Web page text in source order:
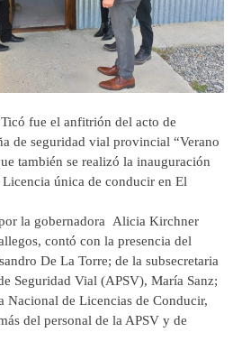
fue el anfitrión del acto de
de seguridad vial provincial “Verano
también se realizó la inauguración
única de conducir en El
la gobernadora Alicia Kirchner
contó con la presencia del
De La Torre; de la subsecretaria
Seguridad Vial (APSV), María Sanz;
Nacional de Licencias de Conducir,
del personal de la APSV y de